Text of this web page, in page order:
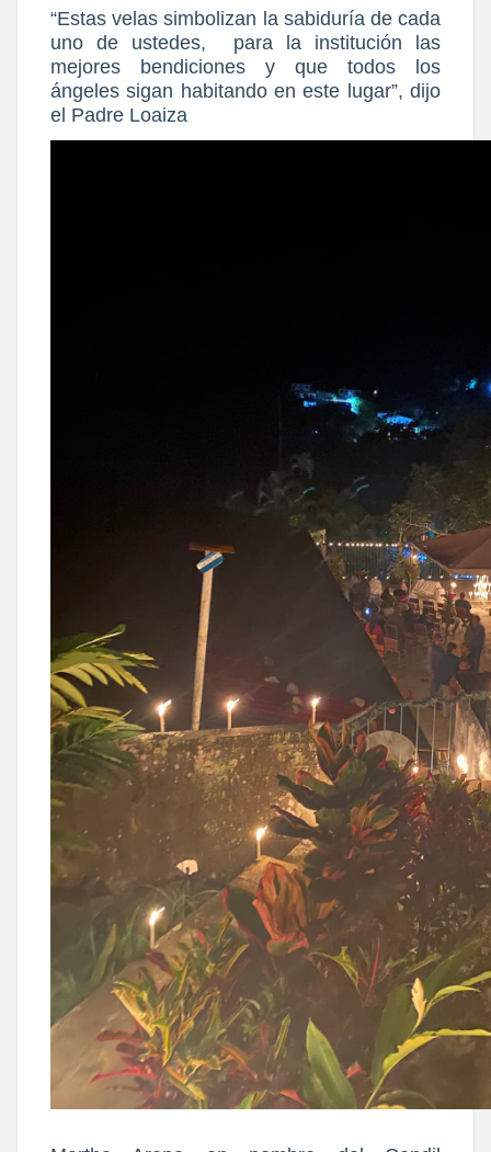
“Estas velas simbolizan la sabiduría de cada
uno de ustedes, para la institución las
mejores bendiciones y que todos los
ángeles sigan habitando en este lugar”, dijo
el Padre Loaiza